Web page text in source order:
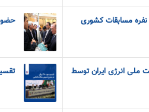
مسابقات کشوری
مدیریت ملی انرژی ایران توسط
تقسیم سود ۲۸۰